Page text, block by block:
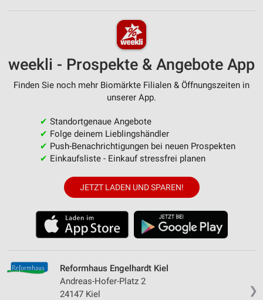
weekli - Prospekte & Angebote App
Finden Sie noch mehr Biomärkte Filialen & Öffnungszeiten in
unserer App.
✔ Standortgenaue Angebote
✔ Folge deinem Lieblingshändler
✔ Push-Benachrichtigungen bei neuen Prospekten
✔ Einkaufsliste - Einkauf stressfrei planen
JETZT LADEN UND SPAREN!
❯
Reformhaus Engelhardt Kiel
Andreas-Hofer-Platz 2
24147 Kiel